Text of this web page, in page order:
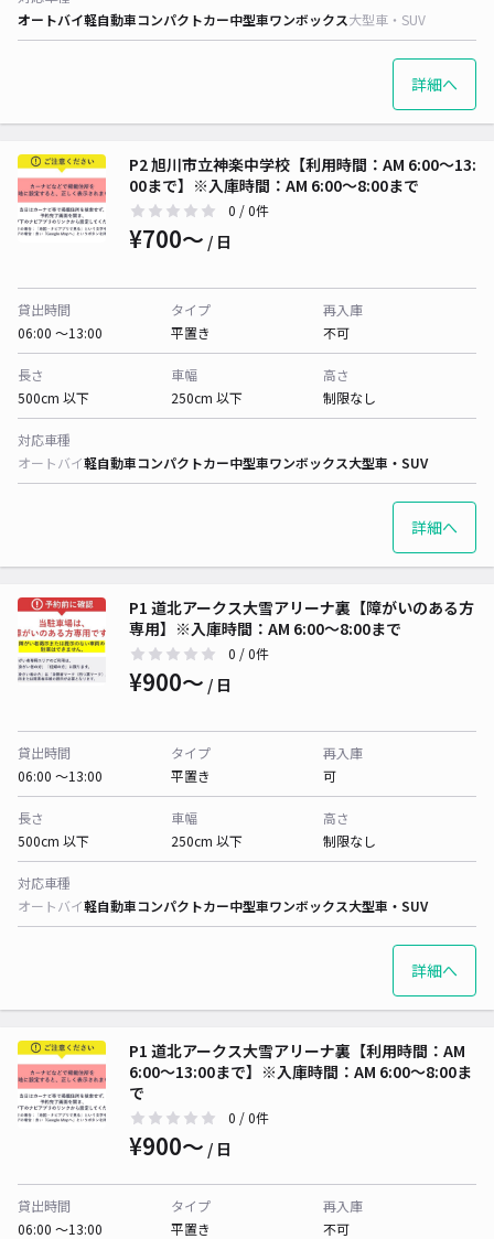
オートバイ軽自動車コンパクトカー中型車ワンボックス大型車・SUV
詳細へ
P2 旭川市立神楽中学校【利用時間：AM 6:00〜13:
00まで】※入庫時間：AM 6:00〜8:00まで
0 / 0件
¥700〜 / 日
貸出時間
06:00 〜13:00
タイプ
平置き
再入庫
不可
長さ
500cm 以下
車幅
250cm 以下
高さ
制限なし
対応車種
オートバイ軽自動車コンパクトカー中型車ワンボックス大型車・SUV
詳細へ
P1 道北アークス大雪アリーナ裏【障がいのある方
専用】※入庫時間：AM 6:00〜8:00まで
0 / 0件
¥900〜 / 日
貸出時間
06:00 〜13:00
タイプ
平置き
再入庫
可
長さ
500cm 以下
車幅
250cm 以下
高さ
制限なし
対応車種
オートバイ軽自動車コンパクトカー中型車ワンボックス大型車・SUV
詳細へ
P1 道北アークス大雪アリーナ裏【利用時間：AM
6:00〜13:00まで】※入庫時間：AM 6:00〜8:00ま
で
0 / 0件
¥900〜 / 日
貸出時間
06:00 〜13:00
タイプ
平置き
再入庫
不可